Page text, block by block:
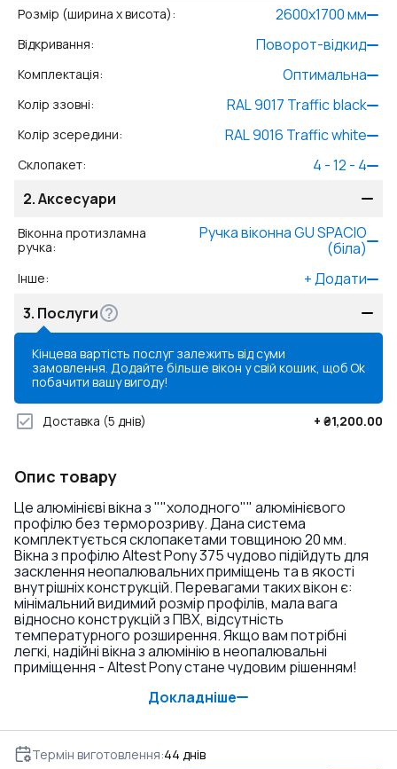
Розмір (ширина x висота): 2600x1700мм
Відкривання: Поворот-відкид
Комплектація: Оптимальна
Колір ззовні: RAL 9017 Traffic black
Колір зсередини: RAL 9016 Traffic white
Склопакет:
4 - 12 - 4
2.Аксесуари
Віконна протизламна
ручка:
Ручка віконна GU SPACIO
(біла)
Інше: +Додати
3. Послуги
Кінцева вартість послуг залежить від суми
замовлення. Додайте більше вікон у свій кошик, щоб
побачити вашу вигоду!
Ok
Доставка (5 днів) + ₴1,200.00
Опис товару
Це алюмінієві вікна з ""холодного"" алюмінієвого
профілю без терморозриву. Дана система
комплектується склопакетами товщиною 20 мм.
Вікна з профілю Altest Pony 375 чудово підійдуть для
засклення неопалювальних приміщень та в якості
внутрішніх конструкцій. Перевагами таких вікон є:
мінімальний видимий розмір профілів, мала вага
відносно конструкцій з ПВХ, відсутність
температурного розширення. Якщо вам потрібні
легкі, надійні вікна з алюмінію в неопалювальні
приміщення - Altest Pony стане чудовим рішенням!
Докладніше
Термін виготовлення:44 днів